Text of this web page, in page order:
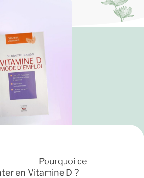
ce
en Vitamine D ?